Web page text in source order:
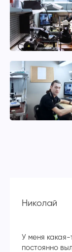
Николай
У меня какая-
постоянно